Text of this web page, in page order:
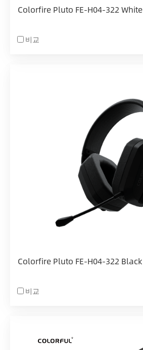
Colorfire Pluto FE-H04-322 White
비교
Colorfire Pluto FE-H04-322 Black
비교